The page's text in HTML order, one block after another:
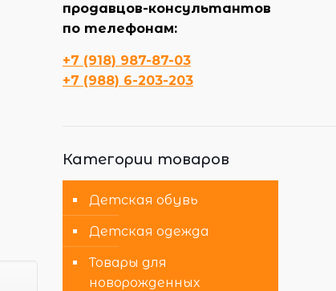
продавцов-консультантов
по телефонам:
+7 (918) 987-87-03
+7 (988) 6-203-203
Категории товаров
Детская обувь
Детская одежда
Товары для
новорожденных